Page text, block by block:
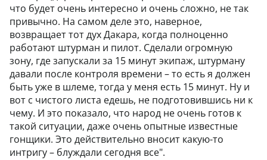
что будет очень интересно и очень сложно, не так
привычно. На самом деле это, наверное,
возвращает тот дух Дакара, когда полноценно
работают штурман и пилот. Сделали огромную
зону, где запускали за 15 минут экипаж, штурману
давали после контроля времени – то есть я должен
быть уже в шлеме, тогда у меня есть 15 минут. Ну и
вот с чистого листа едешь, не подготовившись ни к
чему. И это показало, что народ не очень готов к
такой ситуации, даже очень опытные известные
гонщики. Это действительно вносит какую-то
интригу – блуждали сегодня все".